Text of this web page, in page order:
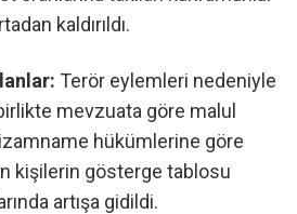
kaldırıldı.
Terör eylemleri nedeniyle
mevzuata göre malul
hükümlerine göre
kişilerin gösterge tablosu
artışa gidildi.